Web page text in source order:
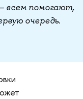
всем помогают,
очередь.